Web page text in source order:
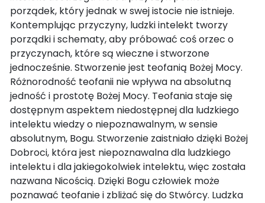
porządek, który jednak w swej istocie nie istnieje.
Kontemplując przyczyny, ludzki intelekt tworzy
porządki i schematy, aby próbować coś orzec o
przyczynach, które są wieczne i stworzone
jednocześnie. Stworzenie jest teofanią Bożej Mocy.
Różnorodność teofanii nie wpływa na absolutną
jedność i prostotę Bożej Mocy. Teofania staje się
dostępnym aspektem niedostępnej dla ludzkiego
intelektu wiedzy o niepoznawalnym, w sensie
absolutnym, Bogu. Stworzenie zaistniało dzięki Bożej
Dobroci, która jest niepoznawalna dla ludzkiego
intelektu i dla jakiegokolwiek intelektu, więc została
nazwana Nicością. Dzięki Bogu człowiek może
poznawać teofanie i zbliżać się do Stwórcy. Ludzka